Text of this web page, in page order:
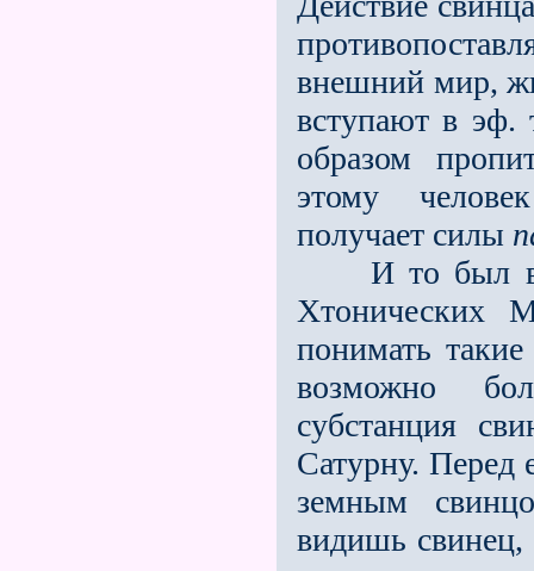
внешний мир,
вступают в эф.
образом
этому
получает силы
И то был
Хтонических
понимать
возможно
субстанция
Сатурну. Перед
земным
видишь свинец,